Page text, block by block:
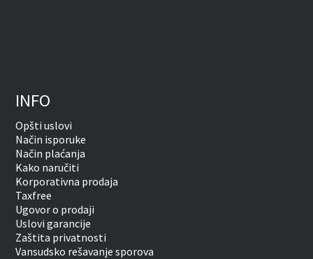
INFO
Opšti uslovi
Način isporuke
Način plaćanja
Kako naručiti
Korporativna prodaja
Taxfree
Ugovor o prodaji
Uslovi garancije
Zaštita privatnosti
Vansudsko rešavanje sporova